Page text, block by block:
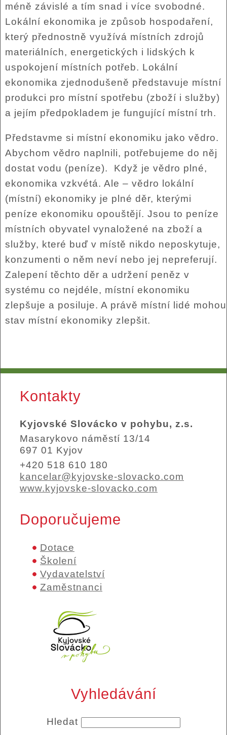
méně závislé a tím snad i více svobodné.
Lokální ekonomika je způsob hospodaření,
který přednostně využívá místních zdrojů
materiálních, energetických i lidských k
uspokojení místních potřeb. Lokální
ekonomika zjednodušeně představuje místní
produkci pro místní spotřebu (zboží i služby)
a jejím předpokladem je fungující místní trh.
Představme si místní ekonomiku jako vědro.
Abychom vědro naplnili, potřebujeme do něj
dostat vodu (peníze). Když je vědro plné,
ekonomika vzkvétá. Ale – vědro lokální
(místní) ekonomiky je plné děr, kterými
peníze ekonomiku opouštějí. Jsou to peníze
místních obyvatel vynaložené na zboží a
služby, které buď v místě nikdo neposkytuje,
konzumenti o něm neví nebo jej nepreferují.
Zalepení těchto děr a udržení peněz v
systému co nejdéle, místní ekonomiku
zlepšuje a posiluje. A právě místní lidé mohou
stav místní ekonomiky zlepšit.
Kontakty
Kyjovské Slovácko v pohybu, z.s.
Masarykovo náměstí 13/14
697 01 Kyjov
+420 518 610 180
kancelar@kyjovske-slovacko.com
www.kyjovske-slovacko.com
Doporučujeme
Dotace
Školení
Vydavatelství
Zaměstnanci
Vyhledávání
Hledat